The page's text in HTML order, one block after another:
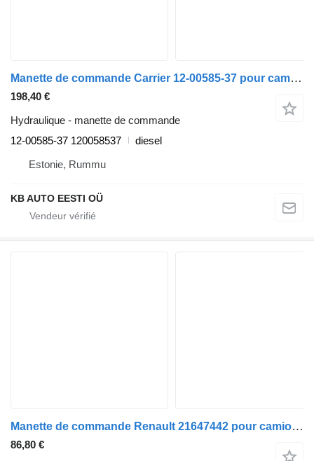
Manette de commande Carrier 12-00585-37 pour camion Renault T (2013-)
198,40 €
Hydraulique - manette de commande
12-00585-37 120058537
diesel
Estonie, Rummu
KB AUTO EESTI OÜ
Manette de commande Renault 21647442 pour camion Renault T (2013-)
86,80 €